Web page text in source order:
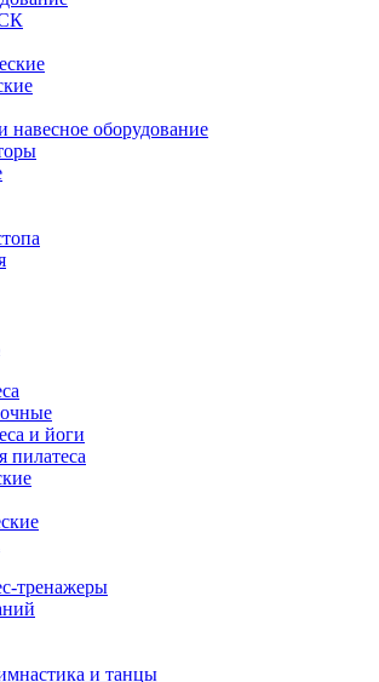
навесное оборудование
и йоги
пилатеса
тренажеры
и танцы